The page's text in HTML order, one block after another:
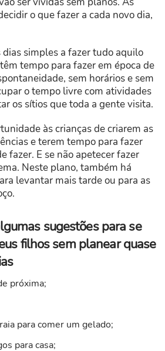
o que fazer a cada novo dia,
simples a fazer tudo aquilo
tempo para fazer em época de
sem horários e sem
o tempo livre com atividades
os sítios que toda a gente visita.
às crianças de criarem as
e terem tempo para fazer
fazer. E se não apetecer fazer
Neste plano, também há
levantar mais tarde ou para as
sugestões para se
filhos sem planear quase
próxima;
para comer um gelado;
para casa;